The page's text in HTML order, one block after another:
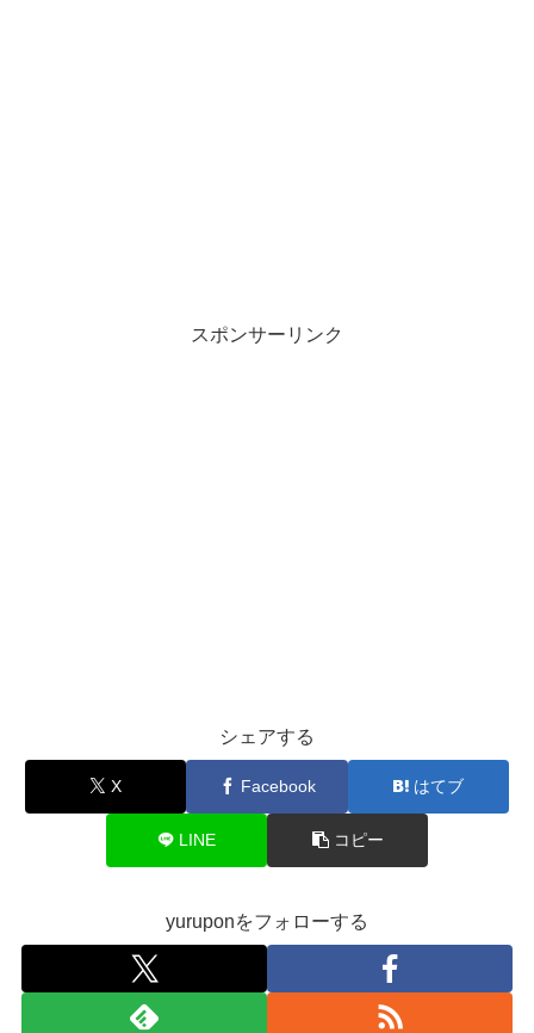
スポンサーリンク
シェアする
X Facebook はてブ
LINE コピー
yuruponをフォローする